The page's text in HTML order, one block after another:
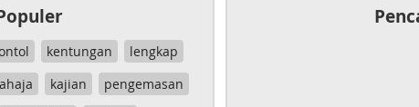
kentungan
lengkap
kajian
pengemasan